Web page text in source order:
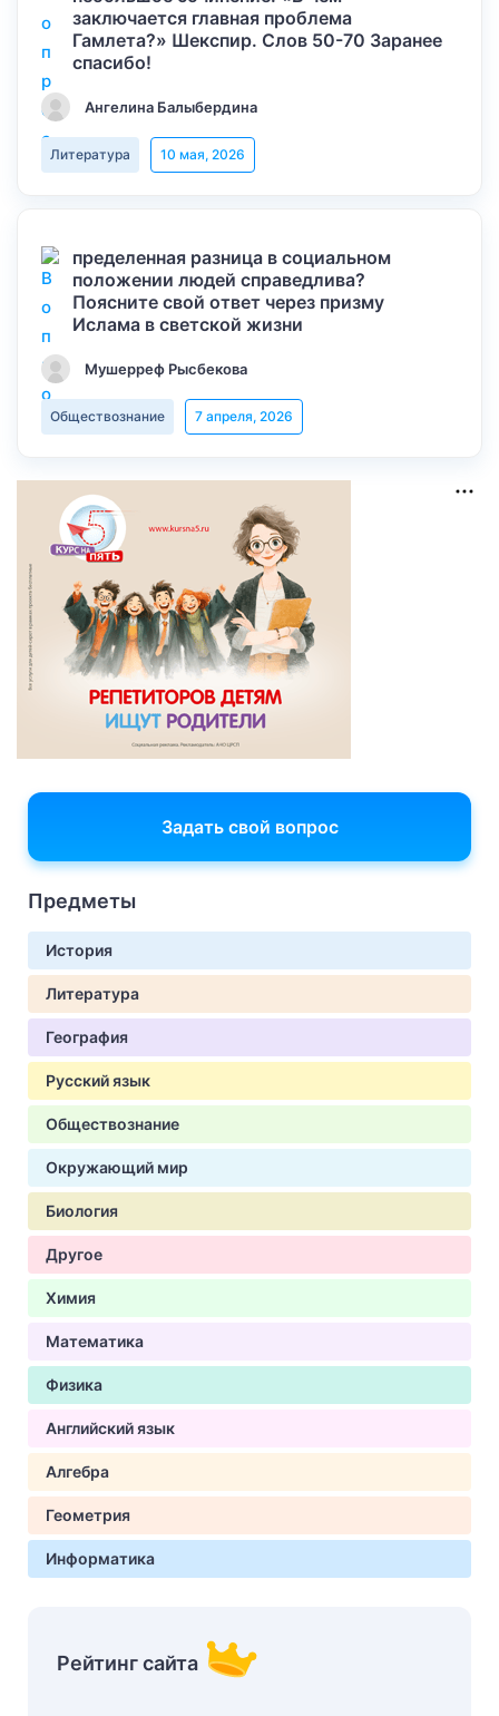
заключается главная проблема
Гамлета?» Шекспир. Слов 50-70 Заранее
спасибо!
Ангелина Балыбердина
Литература 10 мая, 2026
пределенная разница в социальном
положении людей справедлива?
Поясните свой ответ через призму
Ислама в светской жизни
Мушерреф Рысбекова
Обществознание 7 апреля, 2026
Задать свой вопрос
Предметы
История
Литература
География
Русский язык
Обществознание
Окружающий мир
Биология
Другое
Химия
Математика
Физика
Английский язык
Алгебра
Геометрия
Информатика
Рейтинг сайта